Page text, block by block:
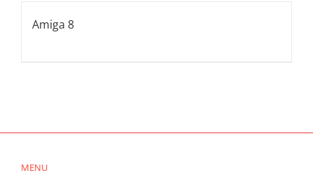
Amiga 8
MENU